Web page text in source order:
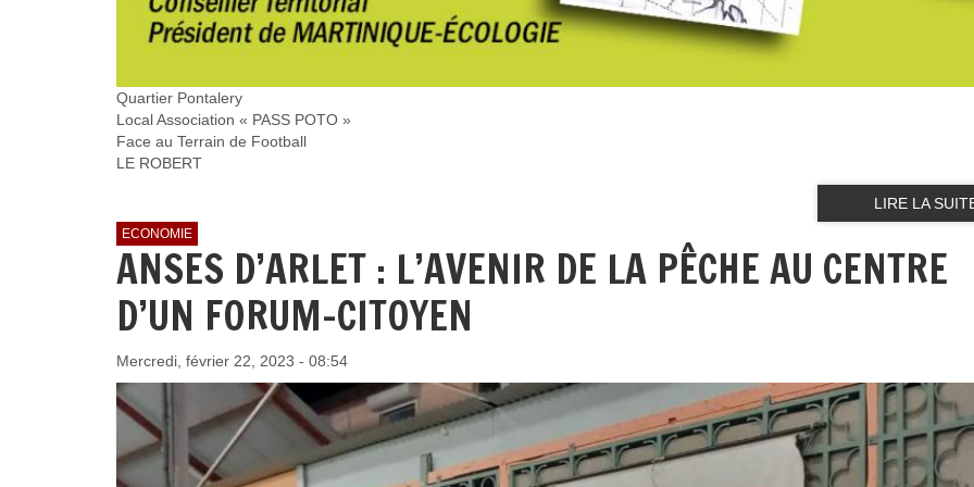
Quartier Pontalery
Local Association « PASS POTO »
Face au Terrain de Football
LE ROBERT
LIRE LA
ECONOMIE
ANSES D’ARLET : L’AVENIR DE LA PÊCHE AU CENTRE
D’UN FORUM-CITOYEN
Mercredi, février 22, 2023 - 08:54